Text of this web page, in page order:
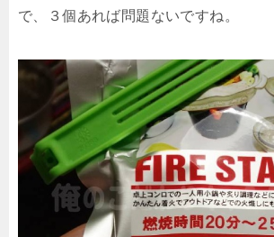
で、３個あれば問題ないですね。